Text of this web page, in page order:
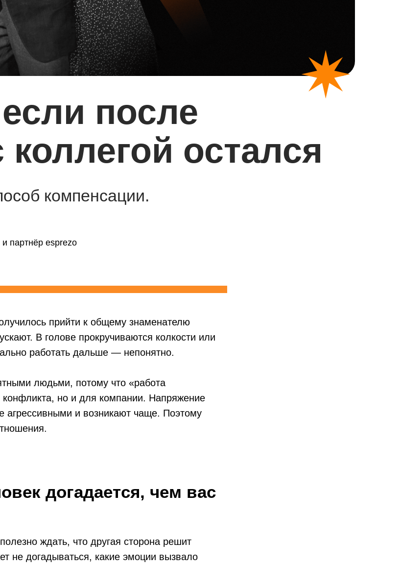
после
остался
компенсации.
партнёр esprezo
прийти к общему знаменателю
В голове прокручиваются колкости или
работать дальше — непонятно.
людьми, потому что «работа
конфликта, но и для компании. Напряжение
агрессивными и возникают чаще. Поэтому
догадается, чем вас
ждать, что другая сторона решит
не догадываться, какие эмоции вызвало